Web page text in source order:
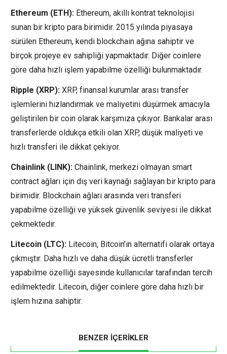
Ethereum (ETH): Ethereum, akıllı kontrat teknolojisi
sunan bir kripto para birimidir. 2015 yılında piyasaya
sürülen Ethereum, kendi blockchain ağına sahiptir ve
birçok projeye ev sahipliği yapmaktadır. Diğer coinlere
göre daha hızlı işlem yapabilme özelliği bulunmaktadır.
Ripple (XRP): XRP, finansal kurumlar arası transfer
işlemlerini hızlandırmak ve maliyetini düşürmek amacıyla
geliştirilen bir coin olarak karşımıza çıkıyor. Bankalar arası
transferlerde oldukça etkili olan XRP, düşük maliyeti ve
hızlı transferi ile dikkat çekiyor.
Chainlink (LINK): Chainlink, merkezi olmayan smart
contract ağları için dış veri kaynağı sağlayan bir kripto para
birimidir. Blockchain ağları arasında veri transferi
yapabilme özelliği ve yüksek güvenlik seviyesi ile dikkat
çekmektedir.
Litecoin (LTC): Litecoin, Bitcoin’in alternatifi olarak ortaya
çıkmıştır. Daha hızlı ve daha düşük ücretli transferler
yapabilme özelliği sayesinde kullanıcılar tarafından tercih
edilmektedir. Litecoin, diğer coinlere göre daha hızlı bir
işlem hızına sahiptir.
BENZER İÇERİKLER